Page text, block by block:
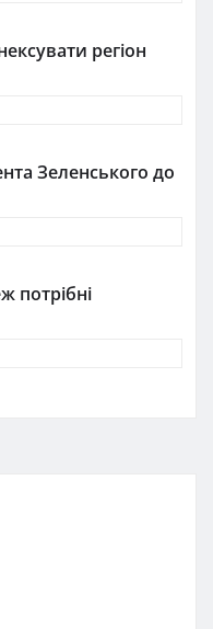
регіон
Зеленського до
потрібні